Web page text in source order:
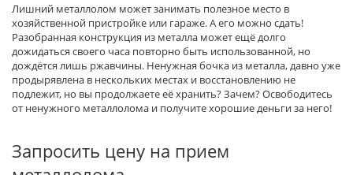
Лишний металлолом может занимать полезное место в
хозяйственной пристройке или гараже. А его можно сдать!
Разобранная конструкция из металла может ещё долго
дожидаться своего часа повторно быть использованной, но
дождётся лишь ржавчины. Ненужная бочка из металла, давно уже
продырявлена в нескольких местах и восстановлению не
подлежит, но вы продолжаете её хранить? Зачем? Освободитесь
от ненужного металлолома и получите хорошие деньги за него!
Запросить цену на прием